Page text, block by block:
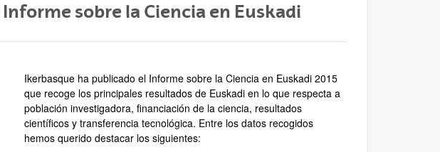
sobre la Ciencia en Euskadi
Ikerbasque ha publicado el Informe sobre la Ciencia en Euskadi 2015
que recoge los principales resultados de Euskadi en lo que respecta a
población investigadora, financiación de la ciencia, resultados
científicos y transferencia tecnológica. Entre los datos recogidos
hemos querido destacar los siguientes: